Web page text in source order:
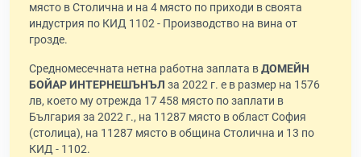
място в Столична и на 4 място по приходи в своята
индустрия по КИД 1102 - Производство на вина от
грозде.
Средномесечната нетна работна заплата вДОМЕЙН
БОЙАР ИНТЕРНЕШЪНЪЛ за 2022 г. е в размер на 1576
лв, което му отрежда 17 458 място по заплати в
България за 2022 г., на 11287 място в област София
(столица), на 11287 място в община Столична и 13 по
КИД - 1102.